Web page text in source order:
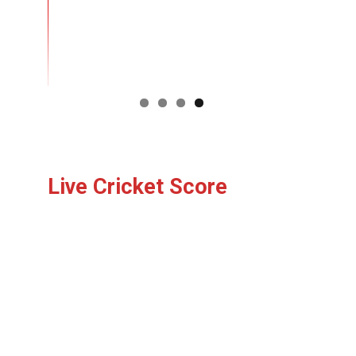
Live Cricket Score